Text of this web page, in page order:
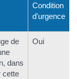
Condition
d'urgence
de
dans
cette
Oui